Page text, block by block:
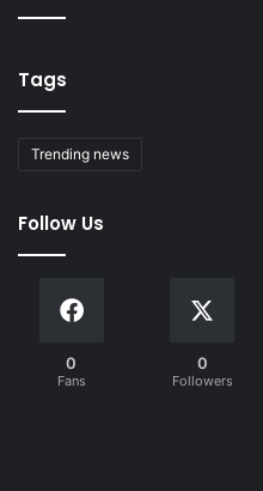
Tags
Trending news
Follow Us
0
Fans
0
Followers